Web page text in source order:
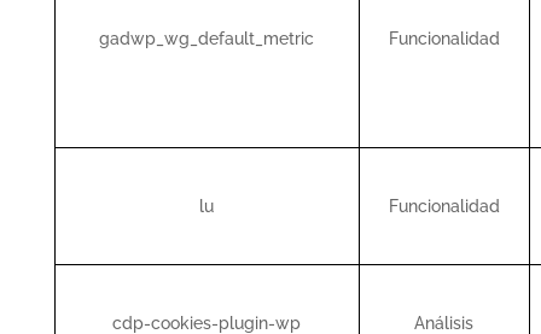
gadwp_wg_default_metric Funcionalidad
lu Funcionalidad
cdp-cookies-plugin-wp Análisis